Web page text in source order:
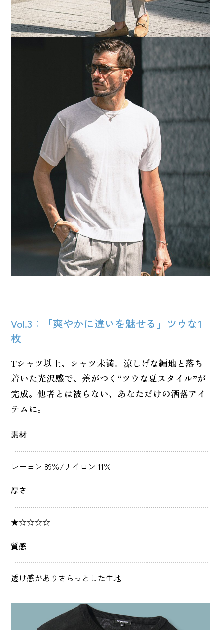
Vol.3：「爽やかに違いを魅せる」ツウな1
枚
Tシャツ以上、シャツ未満。涼しげな編地と落ち
着いた光沢感で、差がつく“ツウな夏スタイル”が
完成。他者とは被らない、あなただけの洒落アイ
テムに。
素材
レーヨン 89％/ナイロン 11％
厚さ
★☆☆☆☆
質感
透け感がありさらっとした生地